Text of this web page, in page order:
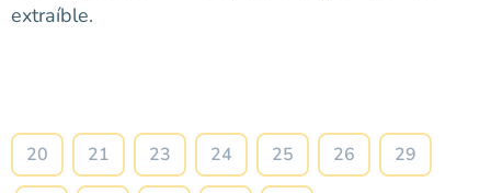
extraíble.
20 21 23 24 25 26 29